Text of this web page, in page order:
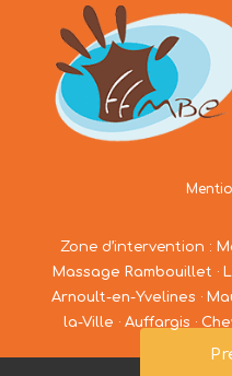
Zone d’intervention :
Massage Rambouillet ·
Arnoult-en-Yvelines ·
la-Ville ·Auffargis ·